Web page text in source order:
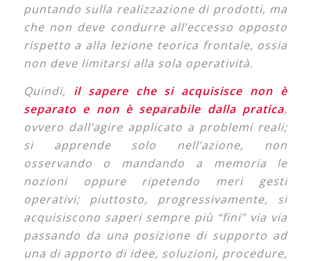
puntando sulla realizzazione di prodotti, ma
che non deve condurre all’eccesso opposto
rispetto a alla lezione teorica frontale, ossia
non deve limitarsi alla sola operatività.
Quindi, il sapere che si acquisisce non è
separato e non è separabile dalla pratica,
ovvero dall’agire applicato a problemi reali;
si apprende solo nell’azione, non
osservando o mandando a memoria le
nozioni oppure ripetendo meri gesti
operativi; piuttosto, progressivamente, si
acquisiscono saperi sempre più “fini” via via
passando da una posizione di supporto ad
una di apporto di idee, soluzioni, procedure,